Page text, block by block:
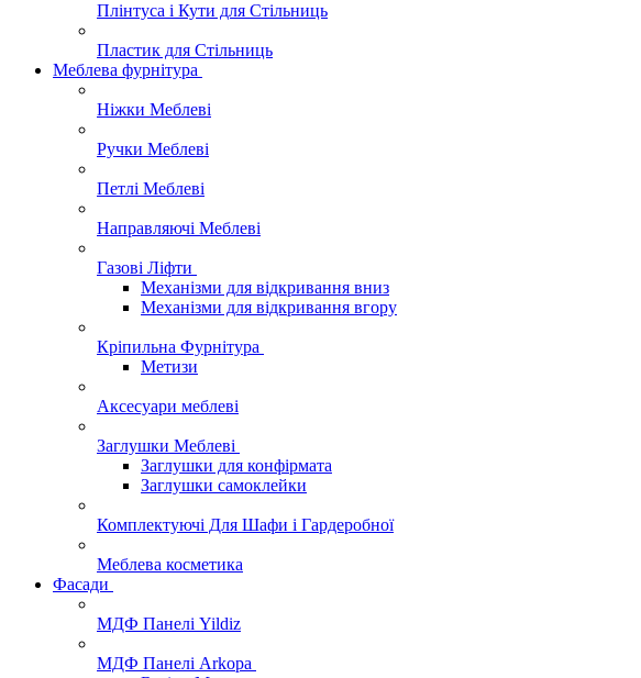
Плінтуса і Кути для Стільниць
Пластик для Стільниць
Меблева фурнітура
Ніжки Меблеві
Ручки Меблеві
Петлі Меблеві
Направляючі Меблеві
Газові Ліфти
Механізми для відкривання вниз
Механізми для відкривання вгору
Кріпильна Фурнітура
Метизи
Аксесуари меблеві
Заглушки Меблеві
Заглушки для конфірмата
Заглушки самоклейки
Комплектуючі Для Шафи і Гардеробної
Меблева косметика
Фасади
МДФ Панелі Yildiz
МДФ Панелі Arkopa